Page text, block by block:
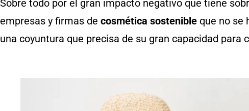
Sobre todo por el gran impacto negativo que tiene
empresas y firmas de cosmética sostenible que no se
una coyuntura que precisa de su gran capacidad para